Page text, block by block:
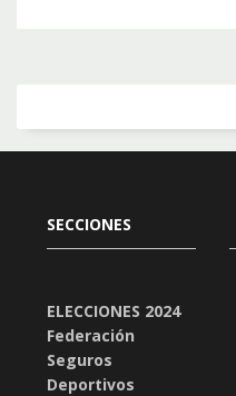
SECCIONES
ELECCIONES 2024
Federación
Seguros
Deportivos